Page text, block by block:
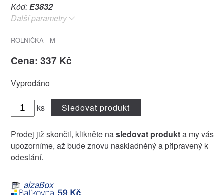
Kód:E3832
Další parametry
ROLNIČKA - M
Cena: 337 Kč
Vyprodáno
ks Sledovat produkt
Prodej již skončil, klikněte nasledovat produkta my vás
upozorníme, až bude znovu naskladněný a připravený k
odeslání.